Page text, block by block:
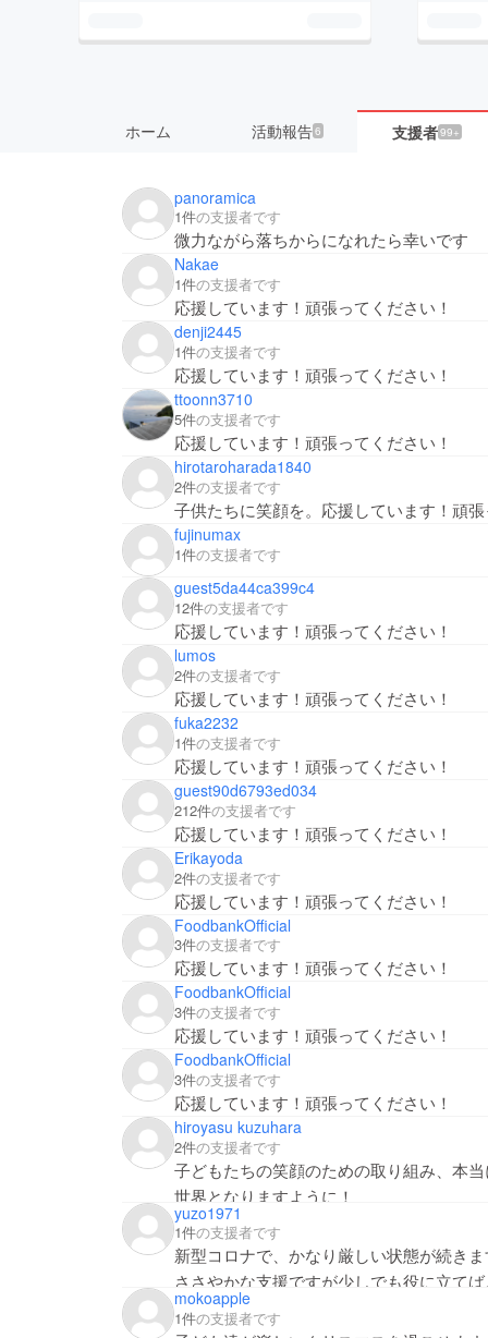
ホーム 活動報告6 支援者99+
panoramica
1件の支援者です
微力ながら落ちからになれたら幸いです
Nakae
1件の支援者です
応援しています！頑張ってください！
denji2445
1件の支援者です
応援しています！頑張ってください！
ttoonn3710
5件の支援者です
応援しています！頑張ってください！
hirotaroharada1840
2件の支援者です
子供たちに笑顔を。応援しています！頑
fujinumax
1件の支援者です
guest5da44ca399c4
12件の支援者です
応援しています！頑張ってください！
lumos
2件の支援者です
応援しています！頑張ってください！
fuka2232
1件の支援者です
応援しています！頑張ってください！
guest90d6793ed034
212件の支援者です
応援しています！頑張ってください！
Erikayoda
2件の支援者です
応援しています！頑張ってください！
FoodbankOfficial
3件の支援者です
応援しています！頑張ってください！
FoodbankOfficial
3件の支援者です
応援しています！頑張ってください！
FoodbankOfficial
3件の支援者です
応援しています！頑張ってください！
hiroyasu kuzuhara
2件の支援者です
子どもたちの笑顔のための取り組み、本
世界となりますように！
yuzo1971
1件の支援者です
新型コロナで、かなり厳しい状態が続き
ささやかな支援ですが少しでも役に立て
mokoapple
1件の支援者です